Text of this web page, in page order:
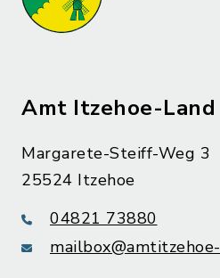
Amt Itzehoe-Land
Margarete-Steiff-Weg 3
25524 Itzehoe
04821 73880